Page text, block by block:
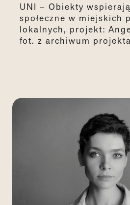
UNI – Obiekty
społeczne w miejskich
lokalnych, projekt:
fot. z archiwum